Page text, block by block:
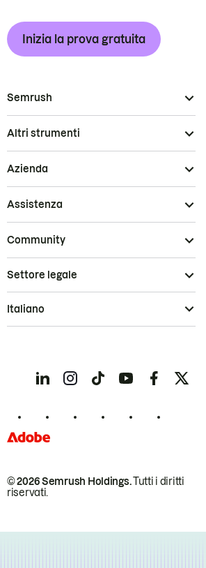
Inizia la prova gratuita
Semrush
Altri strumenti
Azienda
Assistenza
Community
© 2026 Semrush Holdings.Tutti i diritti
riservati.
Settore legale
Italiano